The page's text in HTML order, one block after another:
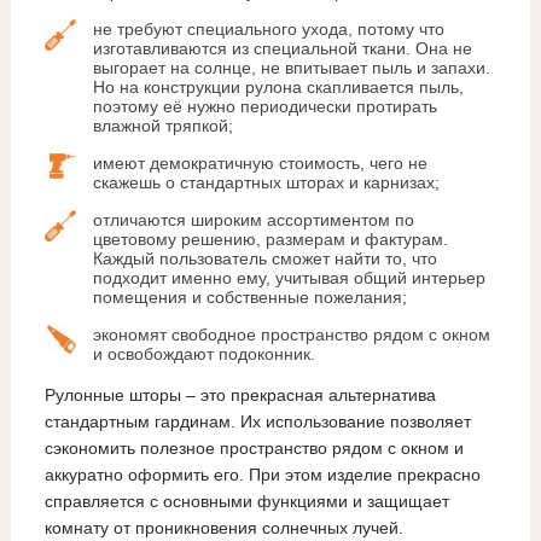
не требуют специального ухода, потому что
изготавливаются из специальной ткани. Она не
выгорает на солнце, не впитывает пыль и запахи.
Но на конструкции рулона скапливается пыль,
поэтому её нужно периодически протирать
влажной тряпкой;
имеют демократичную стоимость, чего не
скажешь о стандартных шторах и карнизах;
отличаются широким ассортиментом по
цветовому решению, размерам и фактурам.
Каждый пользователь сможет найти то, что
подходит именно ему, учитывая общий интерьер
помещения и собственные пожелания;
экономят свободное пространство рядом с окном
и освобождают подоконник.
Рулонные шторы – это прекрасная альтернатива
стандартным гардинам. Их использование позволяет
сэкономить полезное пространство рядом с окном и
аккуратно оформить его. При этом изделие прекрасно
справляется с основными функциями и защищает
комнату от проникновения солнечных лучей.